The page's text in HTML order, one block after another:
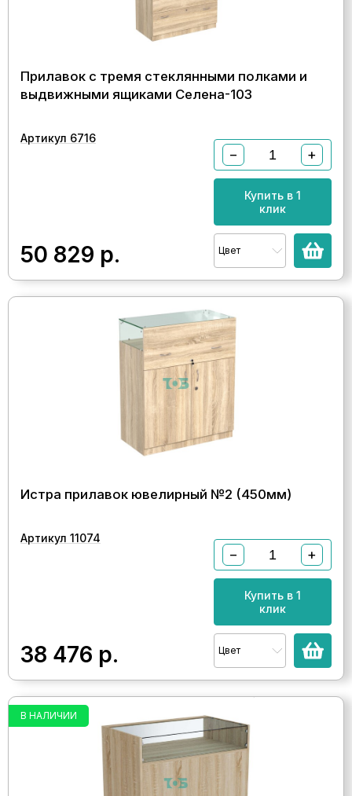
Прилавок с тремя стеклянными полками и
выдвижными ящиками Селена-103
Артикул 6716
50 829 р.
− +
Купить в 1
клик
Цвет
Истра прилавок ювелирный №2 (450мм)
Артикул 11074
38 476 р.
− +
Купить в 1
клик
Цвет
В НАЛИЧИИ